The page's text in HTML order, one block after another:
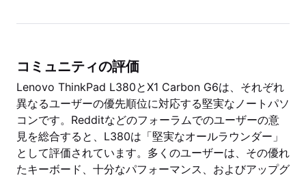
コミュニティの評価
Lenovo ThinkPad L380とX1 Carbon G6は、それぞれ
異なるユーザーの優先順位に対応する堅実なノートパソ
コンです。Redditなどのフォーラムでのユーザーの意
見を総合すると、L380は「堅実なオールラウンダー」
として評価されています。多くのユーザーは、その優れ
たキーボード、十分なパフォーマンス、およびアップグ